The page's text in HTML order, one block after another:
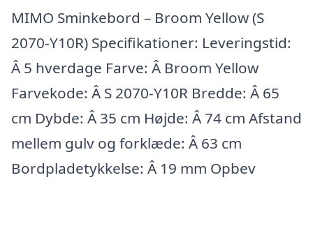
MIMO Sminkebord – Broom Yellow (S
2070-Y10R) Specifikationer: Leveringstid:
Â 5 hverdage Farve: Â Broom Yellow
Farvekode: Â S 2070-Y10R Bredde: Â 65
cm Dybde: Â 35 cm Højde: Â 74 cm Afstand
mellem gulv og forklæde: Â 63 cm
Bordpladetykkelse: Â 19 mm Opbev